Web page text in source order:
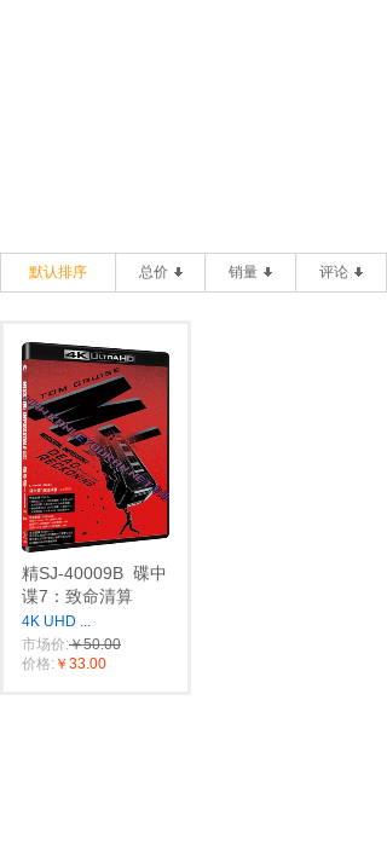
默认排序 总价 销量 评论
精SJ-40009B 碟中
谍7：致命清算
4K UHD ...
市场价:￥50.00
价格: ￥33.00